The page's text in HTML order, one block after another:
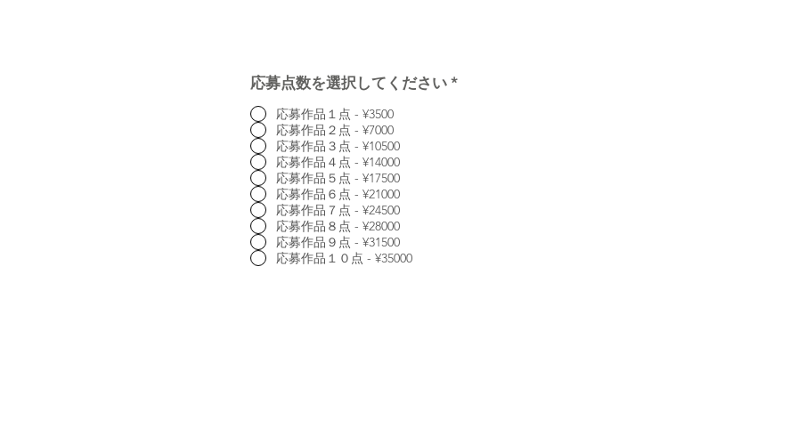
応募点数を選択してください *
応募作品１点 - ¥3500
応募作品２点 - ¥7000
応募作品３点 - ¥10500
応募作品４点 - ¥14000
応募作品５点 - ¥17500
応募作品６点 - ¥21000
応募作品７点 - ¥24500
応募作品８点 - ¥28000
応募作品９点 - ¥31500
応募作品１０点 - ¥35000